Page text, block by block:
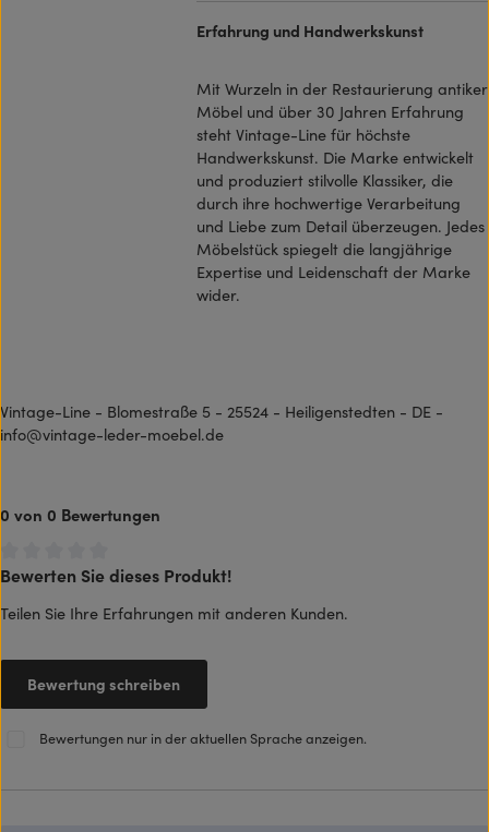
Erfahrung und Handwerkskunst
Mit Wurzeln in der Restaurierung antiker
Möbel und über 30 Jahren Erfahrung
steht Vintage-Line für höchste
Handwerkskunst. Die Marke entwickelt
und produziert stilvolle Klassiker, die
durch ihre hochwertige Verarbeitung
und Liebe zum Detail überzeugen. Jedes
Möbelstück spiegelt die langjährige
Expertise und Leidenschaft der Marke
wider.
Vintage-Line - Blomestraße 5 - 25524 - Heiligenstedten - DE -
info@vintage-leder-moebel.de
0 von 0 Bewertungen
Durchschnittliche Bewertung von 0 von 5 Sternen
Bewerten Sie dieses Produkt!
Teilen Sie Ihre Erfahrungen mit anderen Kunden.
Bewertung schreiben
Bewertungen nur in der aktuellen Sprache anzeigen.